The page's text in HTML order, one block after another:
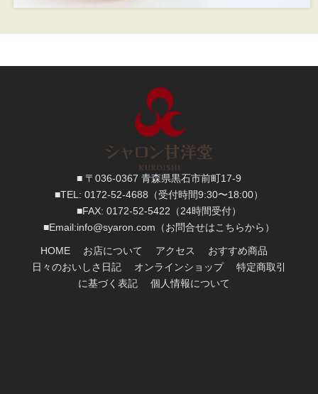
■ 〒036-0367 青森県黒石市前町17-9
■TEL: 0172-52-4688 （受付時間9:30〜18:00）
■FAX: 0172-52-5422 （24時間受付）
■Email:info@syaron.com （お問合せはこちらから）
HOME お店について アクセス
おすすめ商品
日々のおいしさ日記
オンラインショップ
特定商取引
に基づく表記
個人情報について